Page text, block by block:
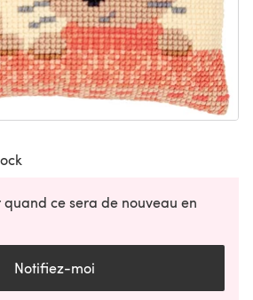
quand ce sera de nouveau en
Notifiez-moi